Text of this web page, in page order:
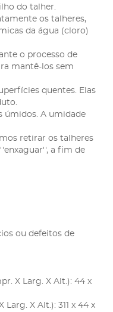
do talher.
os talheres,
da água (cloro)
o processo de
mantê-los sem
quentes. Elas
úmidos. A umidade
retirar os talheres
a fim de
ou defeitos de
X Larg. X Alt.): 44 x
X Alt.): 311 x 44 x